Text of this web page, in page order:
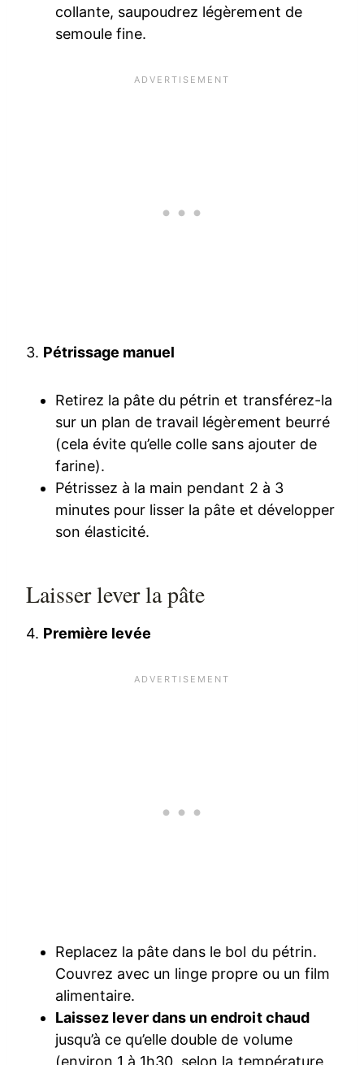
collante, saupoudrez légèrement de
semoule fine.
3. Pétrissage manuel
Retirez la pâte du pétrin et transférez-la
sur un plan de travail légèrement beurré
(cela évite qu’elle colle sans ajouter de
farine).
Pétrissez à la main pendant 2 à 3
minutes pour lisser la pâte et développer
son élasticité.
Laisser lever la pâte
4. Première levée
Replacez la pâte dans le bol du pétrin.
Couvrez avec un linge propre ou un film
alimentaire.
Laissez lever dans un endroit chaud
jusqu’à ce qu’elle double de volume
(environ 1 à 1h30, selon la température